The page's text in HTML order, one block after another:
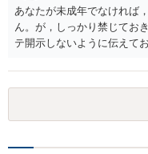
あなたが未成年でなければ
ん。が，しっかり禁じてお
テ開示しないように伝えて
可能性は低いのでコストパ
がします。